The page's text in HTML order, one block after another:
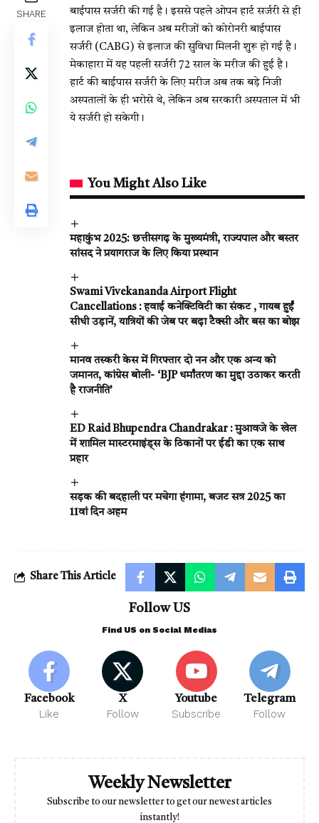
SHARE
बाईपास सर्जरी की गई है। इससे पहले ओपन हार्ट सर्जरी से ही
इलाज होता था, लेकिन अब मरीजों को कोरोनरी बाईपास
सर्जरी (CABG) से इलाज की सुविधा मिलनी शुरू हो गई है।
मेकाहारा में यह पहली सर्जरी 72 साल के मरीज की हुई है।
हार्ट की बाईपास सर्जरी के लिए मरीज अब तक बड़े निजी
अस्पतालों के ही भरोसे थे, लेकिन अब सरकारी अस्पताल में भी
ये सर्जरी हो सकेगी।
You Might Also Like
महाकुंभ 2025: छत्तीसगढ़ के मुख्यमंत्री, राज्यपाल और बस्तर
सांसद ने प्रयागराज के लिए किया प्रस्थान
Swami Vivekananda Airport Flight
Cancellations : हवाई कनेक्टिविटी का संकट , गायब हुईं
सीधी उड़ानें, यात्रियों की जेब पर बढ़ा टैक्सी और बस का बोझ
मानव तस्करी केस में गिरफ्तार दो नन और एक अन्य को
जमानत, कांग्रेस बोली- ‘BJP धर्मांतरण का मुद्दा उठाकर करती
है राजनीति’
ED Raid Bhupendra Chandrakar : मुआवजे के खेल
में शामिल मास्टरमाइंड्स के ठिकानों पर ईडी का एक साथ
प्रहार
सड़क की बदहाली पर मचेगा हंगामा, बजट सत्र 2025 का
11वां दिन अहम
Share This Article
Follow US
Find US on Social Medias
Facebook
Like
X
Follow
Youtube
Subscribe
Telegram
Follow
Weekly Newsletter
Subscribe to our newsletter to get our newest articles
instantly!